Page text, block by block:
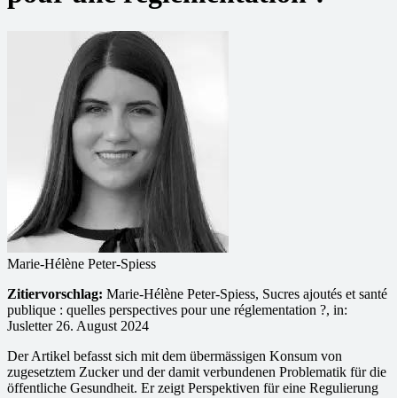
Marie-Hélène Peter-Spiess
Zitiervorschlag: Marie-Hélène Peter-Spiess, Sucres ajoutés et santé
publique : quelles perspectives pour une réglementation ?, in:
Jusletter 26. August 2024
Der Artikel befasst sich mit dem übermässigen Konsum von
zugesetztem Zucker und der damit verbundenen Problematik für die
öffentliche Gesundheit. Er zeigt Perspektiven für eine Regulierung